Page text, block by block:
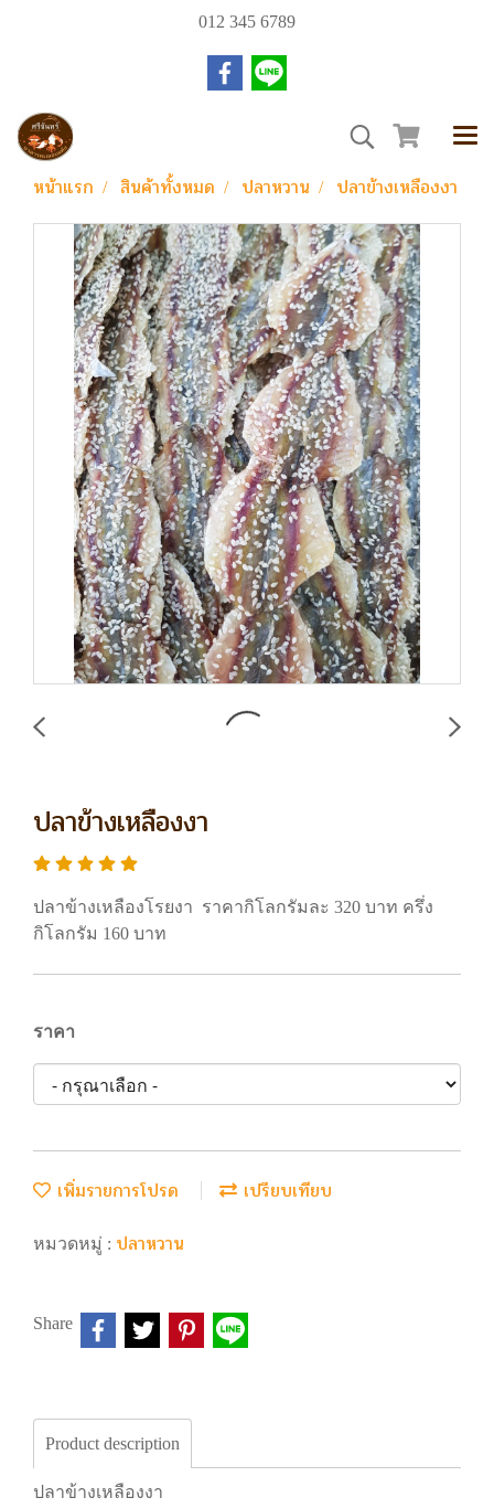
012 345 6789
หน้าแรก สินค้าทั้งหมด ปลาหวาน ปลาข้างเหลืองงา
ปลาข้างเหลืองงา
ปลาข้างเหลืองโรยงา ราคากิโลกรัมละ 320 บาท ครึ่ง
กิโลกรัม 160 บาท
ราคา
เพิ่มรายการโปรด เปรียบเทียบ
หมวดหมู่ : ปลาหวาน
Share
Product description
ปลาข้างเหลืองงา